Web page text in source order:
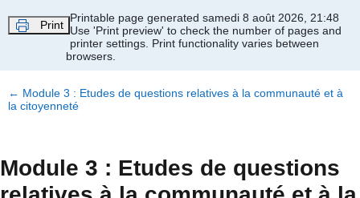
Print
Printable page generated samedi 8 août 2026, 21:48
Use 'Print preview' to check the number of pages and
printer settings. Print functionality varies between
browsers.
← Module 3 : Etudes de questions relatives à la communauté et à
la citoyenneté
Module 3 : Etudes de questions